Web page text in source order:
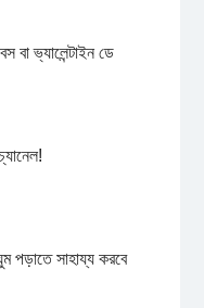
বা ভ্যালেন্টাইন ডে
পড়াতে সাহায্য করবে